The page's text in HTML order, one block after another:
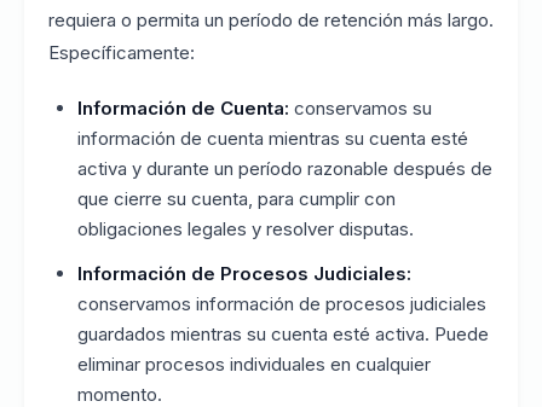
requiera o permita un período de retención más largo.
Específicamente:
Información de Cuenta: conservamos su
información de cuenta mientras su cuenta esté
activa y durante un período razonable después de
que cierre su cuenta, para cumplir con
obligaciones legales y resolver disputas.
Información de Procesos Judiciales:
conservamos información de procesos judiciales
guardados mientras su cuenta esté activa. Puede
eliminar procesos individuales en cualquier
momento.